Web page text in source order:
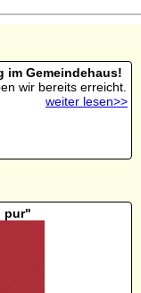
im Gemeindehaus!
wir bereits erreicht.
weiter lesen>>
pur"